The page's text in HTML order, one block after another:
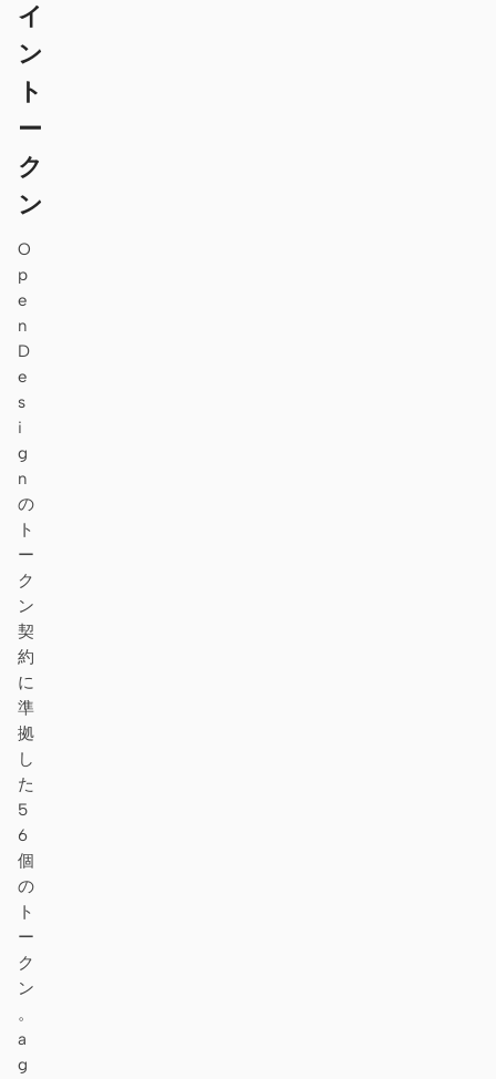
イ
ン
ト
ー
ク
ン
O
p
e
n
D
e
s
i
g
n
の
ト
ー
ク
ン
契
約
に
準
拠
し
た
5
6
個
の
ト
ー
ク
ン
。
a
g